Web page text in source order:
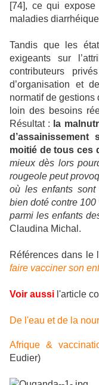
[74], ce qui
maladies
Tandis que les
exigeants sur
contributeurs
d’organisation et
normatif de gestions
loin des besoins
Résultat : la
moitié de tous ces
mieux dès lors
rougeole peut
où les enfants
bien doté contre 100
parmi les enfants
Claudina Michal.
Références dans le
faire vacciner son
Voir aussi l'article
De l'eau et de la
Afrique &
Eudier)